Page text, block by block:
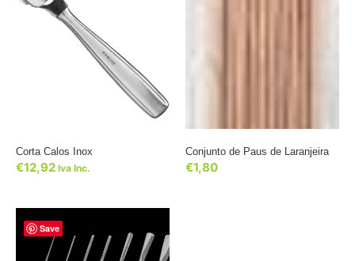
Corta Calos Inox
€12,92 Iva Inc.
Conjunto de Paus de Laranjeira
€1,80
Save